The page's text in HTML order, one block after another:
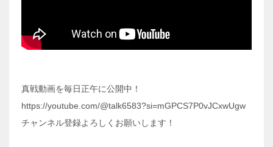
真戦動画を毎日正午に公開中！
https://youtube.com/@talk6583?si=mGPCS7P0vJCxwUgw
チャンネル登録よろしくお願いします！